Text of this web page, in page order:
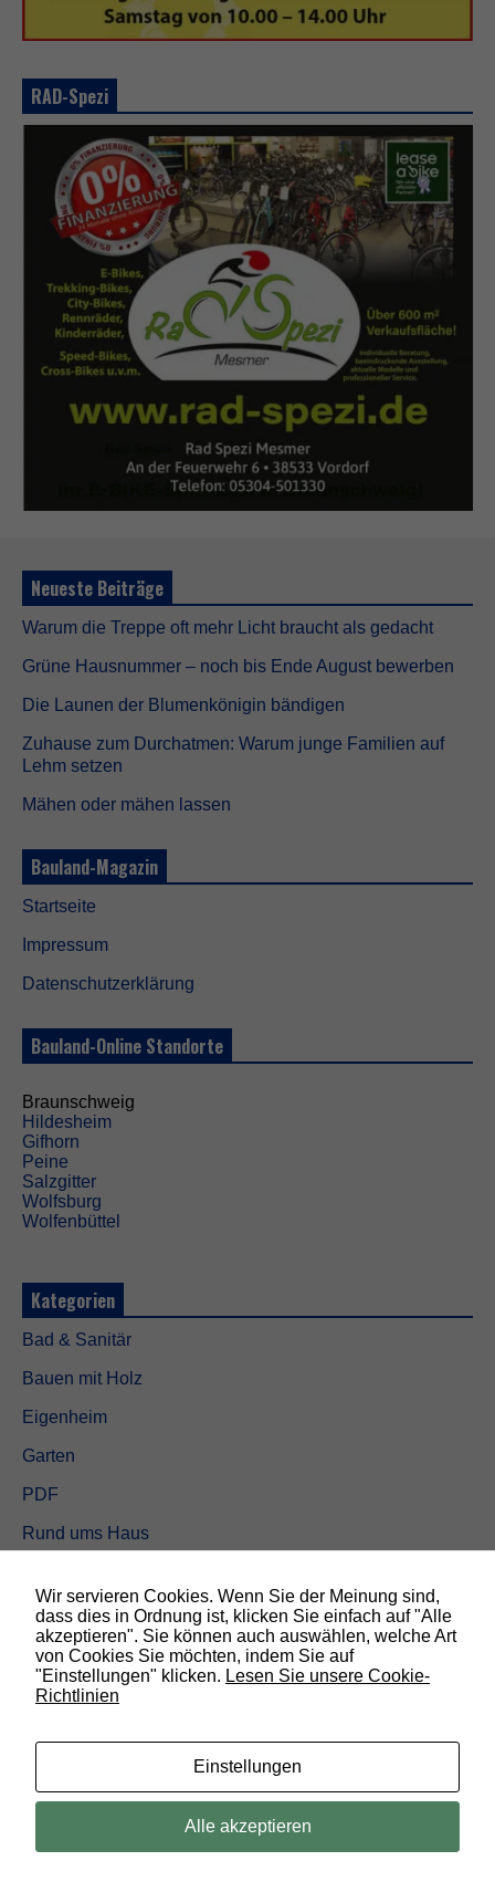
RAD-Spezi
Neueste Beiträge
Warum die Treppe oft mehr Licht braucht als gedacht
Grüne Hausnummer – noch bis Ende August bewerben
Die Launen der Blumenkönigin bändigen
Zuhause zum Durchatmen: Warum junge Familien auf
Lehm setzen
Mähen oder mähen lassen
Bauland-Magazin
Startseite
Impressum
Datenschutzerklärung
Bauland-Online Standorte
Braunschweig
Hildesheim
Gifhorn
Peine
Salzgitter
Wolfsburg
Wolfenbüttel
Kategorien
Bad & Sanitär
Bauen mit Holz
Eigenheim
Garten
PDF
Rund ums Haus
Sicherheit
SUCHEN
© 2019 Bauland Magazin Braunschweig, Peine & Wolfsburg. All rights
Wir servieren Cookies. Wenn Sie der Meinung sind,
dass dies in Ordnung ist, klicken Sie einfach auf "Alle
akzeptieren". Sie können auch auswählen, welche Art
von Cookies Sie möchten, indem Sie auf
"Einstellungen" klicken. Lesen Sie unsere Cookie-
Richtlinien
Einstellungen
Alle akzeptieren
t
w
e
n
d
i
g